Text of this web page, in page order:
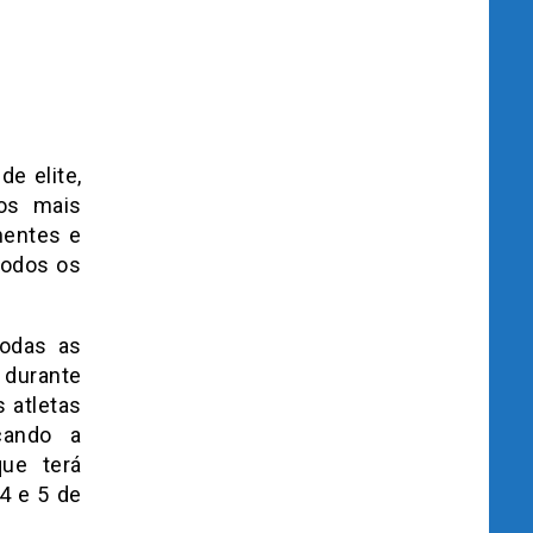
elite,
mais
e
os
as
atletas
a
terá
e 5 de